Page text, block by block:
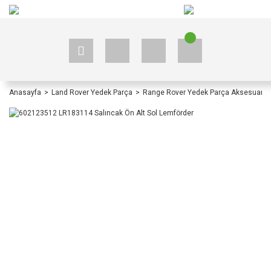
Anasayfa Land Rover Yedek Parça Range Rover Yedek Parça Aksesuar